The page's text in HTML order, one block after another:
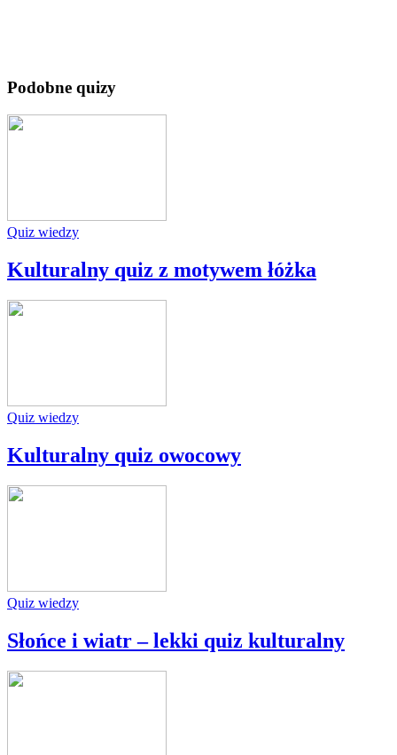
Podobne quizy
Quiz wiedzy
Kulturalny quiz z motywem łóżka
Quiz wiedzy
Kulturalny quiz owocowy
Quiz wiedzy
Słońce i wiatr – lekki quiz kulturalny